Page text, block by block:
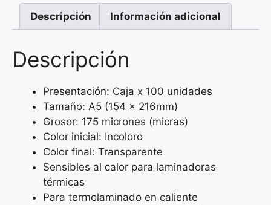
Descripción Información adicional
Descripción
Presentación: Caja x 100 unidades
Tamaño: A5 (154 x 216mm)
Grosor: 175 micrones (micras)
Color inicial: Incoloro
Color final: Transparente
Sensibles al calor para laminadoras
térmicas
Para termolaminado en caliente